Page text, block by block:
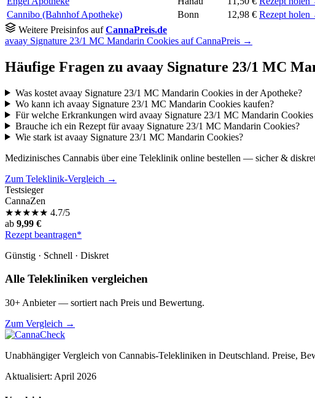
Cannibo (Bahnhof Apotheke)
Bonn 12,98 € Rezept holen
Weitere Preisinfos aufCannaPreis.de
avaay Signature 23/1 MC Mandarin Cookies auf CannaPreis →
Häufige Fragen zu avaay Signature 23/1 MC
Was kostet avaay Signature 23/1 MC Mandarin Cookies in der Apotheke?
Wo kann ich avaay Signature 23/1 MC Mandarin Cookies kaufen?
Für welche Erkrankungen wird avaay Signature 23/1 MC Mandarin Cookies
Brauche ich ein Rezept für avaay Signature 23/1 MC Mandarin Cookies?
Wie stark ist avaay Signature 23/1 MC Mandarin Cookies?
Medizinisches Cannabis über eine Teleklinik online bestellen — sicher &
Zum Teleklinik-Vergleich →
Testsieger
CannaZen
★★★★★ 4.7/5
ab 9,99 €
Rezept beantragen*
Günstig · Schnell · Diskret
Alle Telekliniken vergleichen
30+ Anbieter — sortiert nach Preis und Bewertung.
Zum Vergleich →
Unabhängiger Vergleich von Cannabis-Telekliniken in Deutschland. Preise,
Aktualisiert: April 2026